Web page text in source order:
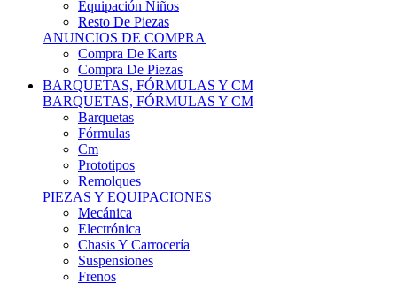
Equipación Niños
Resto De Piezas
ANUNCIOS DE COMPRA
Compra De Karts
Compra De Piezas
BARQUETAS, FÓRMULAS Y CM
BARQUETAS, FÓRMULAS Y CM
Barquetas
Fórmulas
Cm
Prototipos
Remolques
PIEZAS Y EQUIPACIONES
Mecánica
Electrónica
Chasis Y Carrocería
Suspensiones
Frenos